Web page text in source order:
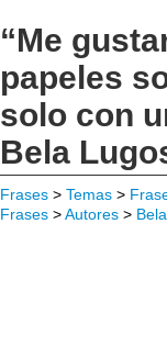
“Me
papeles
solo con
Bela
Frases > Temas >
Frases >Autores >